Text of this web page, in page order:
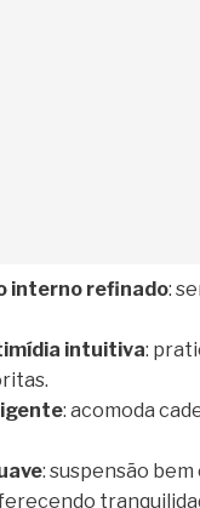
interno refinado:
intuitiva:
: acomoda
: suspensão